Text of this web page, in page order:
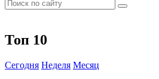
Топ 10
Сегодня Неделя Месяц